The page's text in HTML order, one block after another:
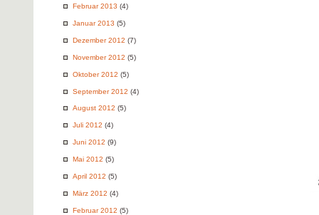
Februar 2013 (4)
Januar 2013 (5)
Dezember 2012 (7)
November 2012 (5)
Oktober 2012 (5)
September 2012 (4)
August 2012 (5)
Juli 2012 (4)
Juni 2012 (9)
Mai 2012 (5)
April 2012 (5)
März 2012 (4)
Februar 2012 (5)